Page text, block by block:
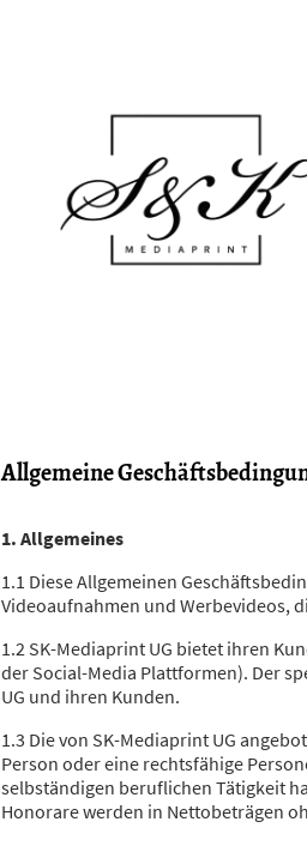
Allgemeine
1. Allgemeines
1.1 Diese Allgemeinen
Videoaufnahmen und Werbevideos,
1.2 SK-Mediaprint UG bietet ihren
der Social-Media Plattformen). Der
UG und ihren Kunden.
1.3 Die von SK-Mediaprint UG
Person oder eine rechtsfähige
selbständigen beruflichen Tätigkeit
Honorare werden in Nettobeträgen